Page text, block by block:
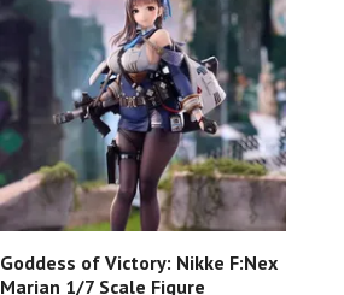
Goddess of Victory: Nikke F:Nex
Marian 1/7 Scale Figure